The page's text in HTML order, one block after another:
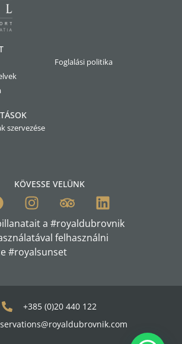
Foglalási politika
szervezése
KÖVESSE VELÜNK
a #royaldubrovnik
felhasználni
#royalsunset
+385 (0)20 440 122